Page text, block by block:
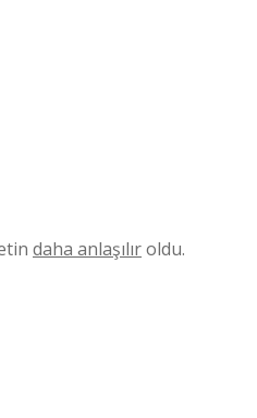
daha anlaşılıroldu.